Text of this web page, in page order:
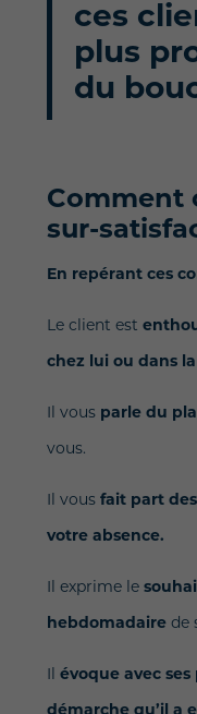
ces
plus
du
Comment
sur-
En repérant ces
Le client est
chez lui ou dans
Il vousparle du
vous.
Il vousfait part des
votre absence.
Il exprime le
hebdomadairede
Il évoque avec ses